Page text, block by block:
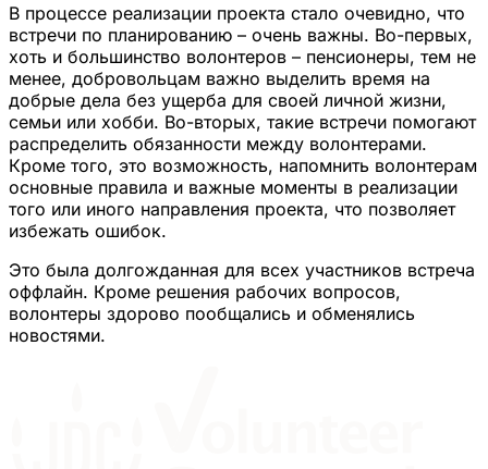
В процессе реализации проекта стало очевидно, что
встречи по планированию – очень важны. Во-первых,
хоть и большинство волонтеров – пенсионеры, тем не
менее, добровольцам важно выделить время на
добрые дела без ущерба для своей личной жизни,
семьи или хобби. Во-вторых, такие встречи помогают
распределить обязанности между волонтерами.
Кроме того, это возможность, напомнить волонтерам
основные правила и важные моменты в реализации
того или иного направления проекта, что позволяет
избежать ошибок.
Это была долгожданная для всех участников встреча
оффлайн. Кроме решения рабочих вопросов,
волонтеры здорово пообщались и обменялись
новостями.